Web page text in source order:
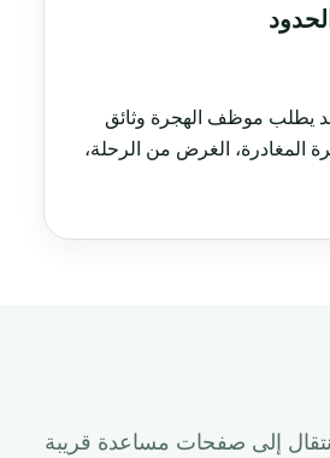
يطلب موظف الهجرة وثائق
المغادرة، الغرض من الرحلة،
إلى صفحات مساعدة قريبة